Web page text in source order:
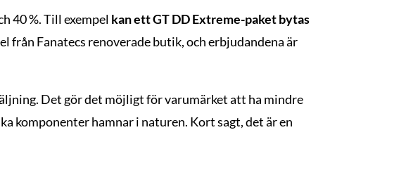
40 %. Till exempel kan ett GT DD Extreme-paket bytas
från Fanatecs renoverade butik, och erbjudandena är
Det gör det möjligt för varumärket att ha mindre
komponenter hamnar i naturen. Kort sagt, det är en